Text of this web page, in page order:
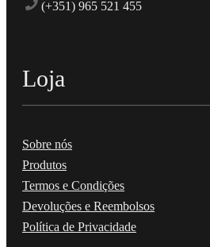
(+351) 965 521 455
Loja
Sobre nós
Produtos
Termos e Condições
Devoluções e Reembolsos
Política de Privacidade